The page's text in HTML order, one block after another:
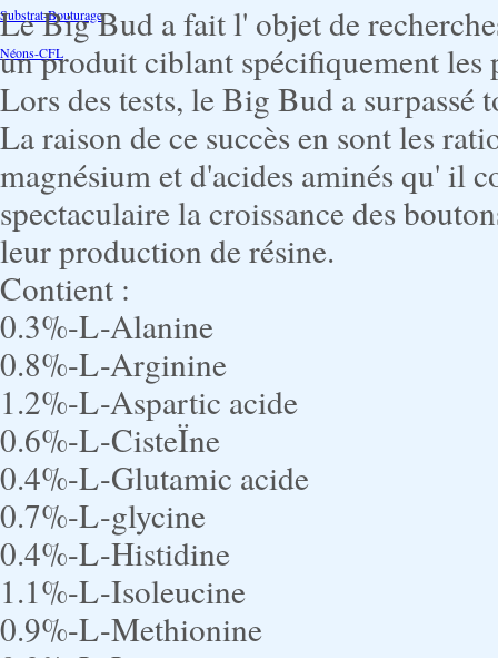
Substrat-Bouturage
Néons-CFL
Le Big Bud a fait l' objet de
un produit ciblant spécifiquement les
Lors des tests, le Big Bud a surpassé
La raison de ce succès en sont les
magnésium et d'acides aminés qu' il
spectaculaire la croissance des
leur production de résine.
Contient :
0.3%-L-Alanine
0.8%-L-Arginine
1.2%-L-Aspartic acide
0.6%-L-CisteÏne
0.4%-L-Glutamic acide
0.7%-L-glycine
0.4%-L-Histidine
1.1%-L-Isoleucine
0.9%-L-Methionine